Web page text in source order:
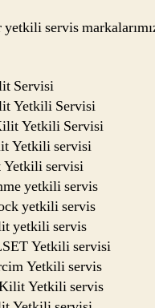
servis
Servisi
Yetkili Servisi
Yetkili Servisi
Yetkili servisi
servisi
yetkili servis
yetkili servis
yetkili servis
Yetkili servisi
Yetkili servis
Yetkili servis